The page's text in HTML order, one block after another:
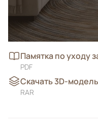
Памятка по уходу
PDF
Скачать 3D-модель
RAR